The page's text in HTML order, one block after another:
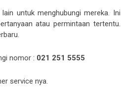
untuk menghubungi mereka. Ini
atau permintaan tertentu.
nomor : 021 251 5555
service nya.